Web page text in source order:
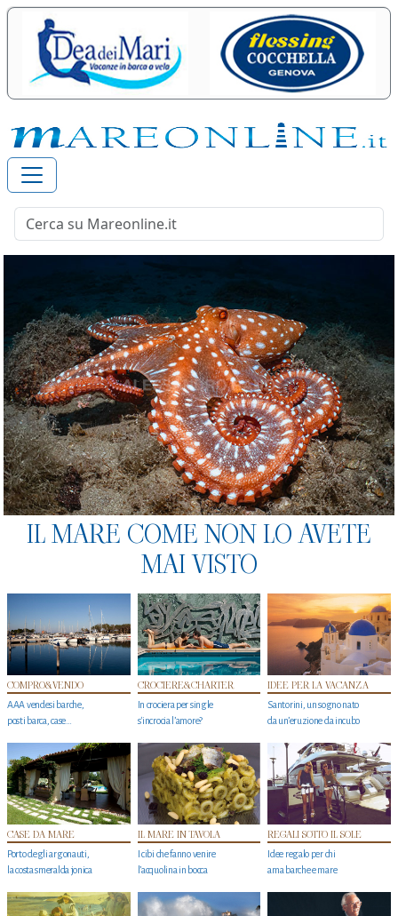
IL MARE COME NON LO AVETE
MAI VISTO
COMPRO&VENDO
AAA vendesi barche,
posti barca, case…
CROCIERE&CHARTER
In crociera per single
s'incrocia l’amore?
IDEE PER LA VACANZA
Santorini, un sogno nato
da un’eruzione da incubo
CASE DA MARE
Porto degli argonauti,
la costa smeralda jonica
IL MARE IN TAVOLA
I cibi che fanno venire
l’acquolina in bocca
REGALI SOTTO IL SOLE
Idee regalo per chi
ama barche e mare